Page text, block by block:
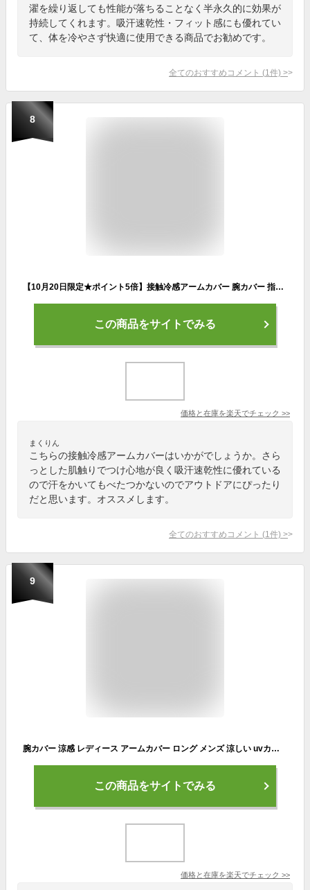
濯を繰り返しても性能が落ちることなく半永久的に効果が
持続してくれます。吸汗速乾性・フィット感にも優れてい
て、体を冷やさず快適に使用できる商品でお勧めです。
全てのおすすめコメント (1 件) >
8
【10月20日限定★ポイント5倍】接触冷感アームカバー 腕カバー 指穴つき UVカット SPF50+ 吸汗速乾 日焼け対策 蒸れない 熱中症対策 通気性 メッシュ ユニセックス 男女兼用 メンズ レディース ファッション スポーツ 散歩 BBQ アウトドア かっこいい
この商品をサイトでみる
価格と在庫を楽天でチェック >>
まくりん
こちらの接触冷感アームカバーはいかがでしょうか。さら
っとした肌触りでつけ心地が良く吸汗速乾性に優れている
ので汗をかいてもべたつかないのでアウトドアにぴったり
だと思います。オススメします。
全てのおすすめコメント (1 件) >
9
腕カバー 涼感 レディース アームカバー ロング メンズ 涼しい uvカット 指穴 冷感 uv手袋 お出かけ 男女兼用 吸水速乾 アウトドア ストレッチ 伸縮性 弾力 紫外線対策 日焼け対策 2タイプ 運転 車 自転車 母の日
この商品をサイトでみる
価格と在庫を楽天でチェック >>